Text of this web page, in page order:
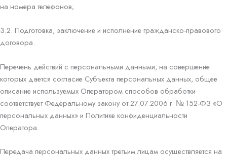
на номера телефонов;
3.2. Подготовка, заключение и исполнение гражданско-правового
договора.
Перечень действий с персональными данными, на совершение
которых дается согласие Субъекта персональных данных, общее
описание используемых Оператором способов обработки
соответствует Федеральному закону от 27.07.2006 г. № 152-ФЗ «О
персональных данных» и Политике конфиденциальности
Оператора.
Передача персональных данных третьим лицам осуществляется на